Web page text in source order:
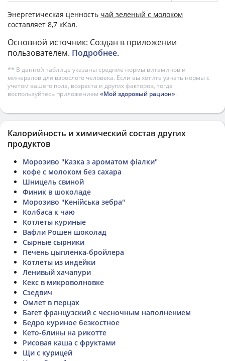
Энергетическая ценность чай зеленый с молоком
составляет 8,7 кКал.
Основной источник: Создан в приложении
пользователем. Подробнее.
** В данной таблице указаны средние нормы витаминов и
минералов для взрослого человека. Если вы хотите узнать нормы с
учетом вашего пола, возраста и других факторов, тогда
воспользуйтесь приложением «Мой здоровый рацион».
Калорийность и химический состав других
продуктов
Морозиво "Казка з ароматом фіалки"
кофе с молоком без сахара
Шницель свиной
Финик в шоколаде
Морозиво "Кенійська зебра"
Колбаса к чаю
Котлеты куриные
Вафли Рошен шоколад
Сырные сырники
Печень цыпленка-бройлера
Котлеты из индейки
Ленивый хачапури
Кекс в микроволновке
Сэедвич
Омлет в перцах
Багет французский с чесночным наполнением
Бедро куриное безкостное
Кето-блины на рикотте
Рисовая каша с фруктами
Щи с курицей